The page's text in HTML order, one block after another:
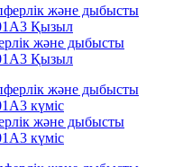
және дыбысты
Қызыл
және дыбысты
күміс